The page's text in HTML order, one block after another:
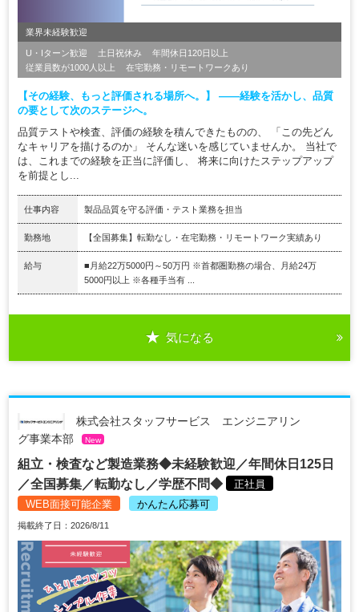
業界未経験歓迎
U・Iターン歓迎 土日祝休み
年間休日120日以上
従業員数が1000人以上
在宅勤務・リモートワークあり
【その経験、もっと評価される場所へ。】 ――経験を活かし、品質
の要として次のステージへ。
品質テストや検査、評価の経験を積んできたものの、 「この先どん
なキャリアを描けるのか」 そんな迷いを感じていませんか。 当社で
は、これまでの経験を正当に評価し、 将来に向けたステップアップ
を前提とし...
仕事内容 製品品質を守る評価・テスト業務を担当
勤務地 【全国募集】転勤なし・在宅勤務・リモートワーク実績あり
給与
■月給22万5000円～50万円 ※首都圏勤務の場合、月給24万
5000円以上 ※各種手当有 ...
気になる
株式会社スタッフサービス エンジニアリン
グ事業本部
New
組立・検査など製造業務◆未経験歓迎／年間休日125日
／全国募集／転勤なし／学歴不問◆
正社員
WEB面接可能企業
かんたん応募可
掲載終了日：2026/8/11